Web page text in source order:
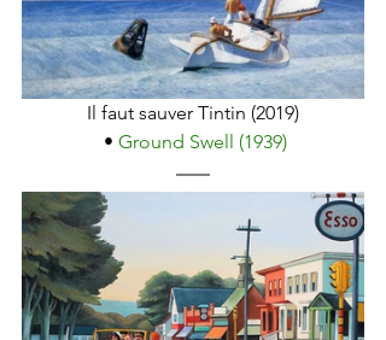
Il faut sauver Tintin (2019)
• Ground Swell (1939)